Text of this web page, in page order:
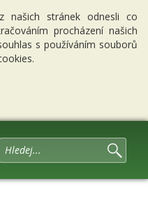
našich stránek odnesli co
procházení našich
s používáním souborů